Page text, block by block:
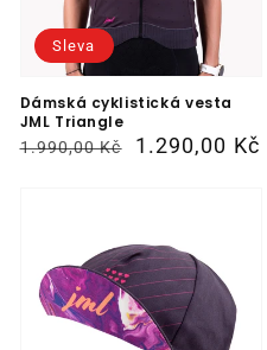
Dámská cyklistická vesta
JML Triangle
Běžná
1.990,00 Kč
Výprodejová1.290,00 Kč
Sleva